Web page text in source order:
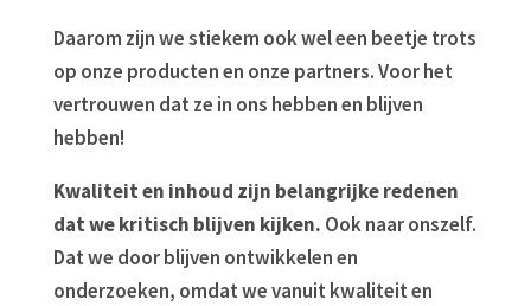
Daarom zijn we stiekem ook wel een beetje trots
op onze producten en onze partners. Voor het
vertrouwen dat ze in ons hebben en blijven
hebben!
Kwaliteit en inhoud zijn belangrijke redenen
dat we kritisch blijven kijken. Ook naar onszelf.
Dat we door blijven ontwikkelen en
onderzoeken, omdat we vanuit kwaliteit en